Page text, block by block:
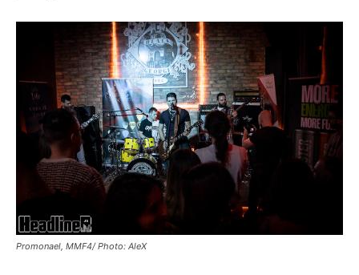
Promonael, MMF4/ Photo: AleX